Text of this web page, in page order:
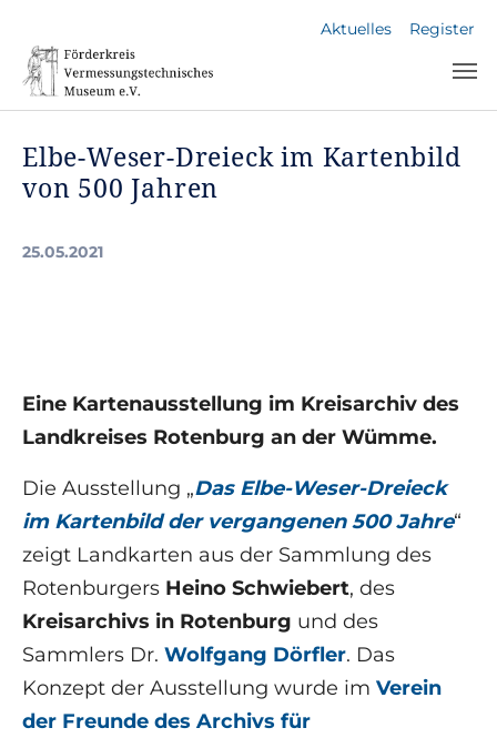
Aktuelles Register
Elbe-Weser-Dreieck im Kartenbild
von 500 Jahren
25.05.2021
Eine Kartenausstellung im Kreisarchiv des
Landkreises Rotenburg an der Wümme.
Die Ausstellung „Das Elbe-Weser-Dreieck
im Kartenbild der vergangenen 500 Jahre“
zeigt Landkarten aus der Sammlung des
Rotenburgers Heino Schwiebert, des
Kreisarchivs in Rotenburg und des
Sammlers Dr. Wolfgang Dörfler. Das
Konzept der Ausstellung wurde im Verein
der Freunde des Archivs für